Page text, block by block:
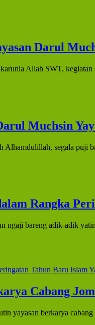
Darul
Allah SWT, kegiatan
Muchsin
Alhamdulillah, segala puji
Rangka
ngaji bareng adik-adik
Cabang
yayasan berkarya cabang